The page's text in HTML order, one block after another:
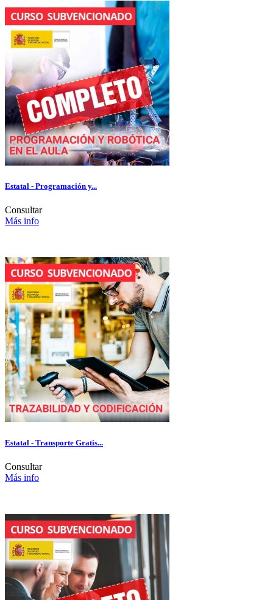
Estatal - Programación y...
Consultar
Más info
Estatal - Transporte Gratis...
Consultar
Más info